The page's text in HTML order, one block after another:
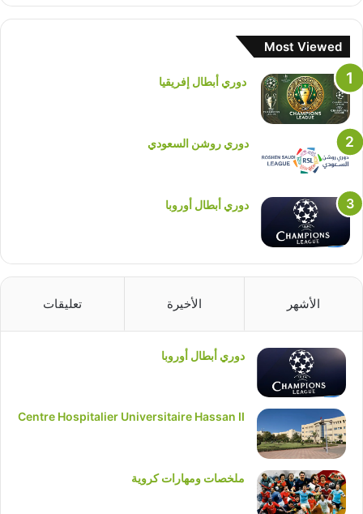
Most Viewed
دوري أبطال إفريقيا
دوري روشن السعودي
دوري أبطال أوروبا
الأشهر الأخيرة تعليقات
دوري أبطال أوروبا
Centre Hospitalier Universitaire Hassan II
ملخصات ومهارات كروية